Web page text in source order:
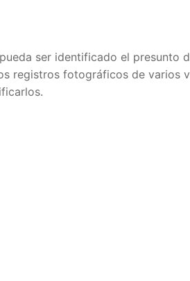
ser identificado el presunto
registros fotográficos de varios